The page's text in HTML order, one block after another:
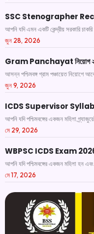
SSC Stenographer
আপনি যদি এমন একটি কেন্দ্রীয় সরকারি
জুন 28, 2026
Gram Panchayat নিয়োগ
আসন্ন পশ্চিমবঙ্গ গ্রাম পঞ্চায়েত নিয়োগে
জুন 9, 2026
ICDS Supervisor
আপনি যদি পশ্চিমবঙ্গের একজন মহিলা
মে 29, 2026
WBPSC ICDS Exam
আপনি যদি পশ্চিমবঙ্গের একজন মহিলা হন
মে 17, 2026